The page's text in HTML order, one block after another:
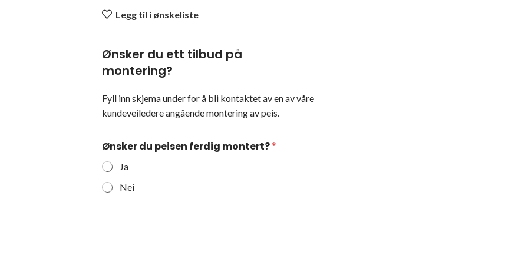
Legg til i ønskeliste
Ønsker du ett tilbud på
montering?
Fyll inn skjema under for å bli kontaktet av en av våre
kundeveiledere angående montering av peis.
Ønsker du peisen ferdig montert?*
Ja
Nei